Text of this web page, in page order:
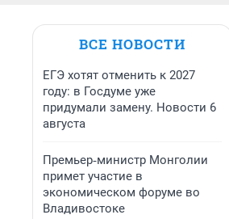
ВСЕ НОВОСТИ
ЕГЭ хотят отменить к 2027
году: в Госдуме уже
придумали замену. Новости 6
августа
Премьер‑министр Монголии
примет участие в
экономическом форуме во
Владивостоке